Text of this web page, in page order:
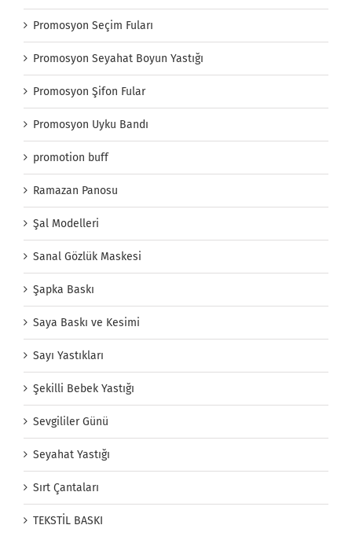
Promosyon Seçim Fuları
Promosyon Seyahat Boyun Yastığı
Promosyon Şifon Fular
Promosyon Uyku Bandı
promotion buff
Ramazan Panosu
Şal Modelleri
Sanal Gözlük Maskesi
Şapka Baskı
Saya Baskı ve Kesimi
Sayı Yastıkları
Şekilli Bebek Yastığı
Sevgililer Günü
Seyahat Yastığı
Sırt Çantaları
TEKSTİL BASKI